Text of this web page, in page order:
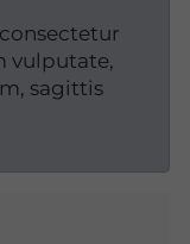
vulputate,
sagittis